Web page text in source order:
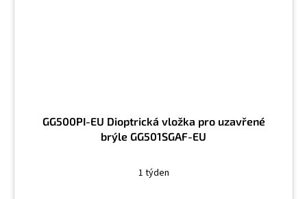
GG500PI-EU Dioptrická vložka pro uzavřené
brýle GG501SGAF-EU
1 týden